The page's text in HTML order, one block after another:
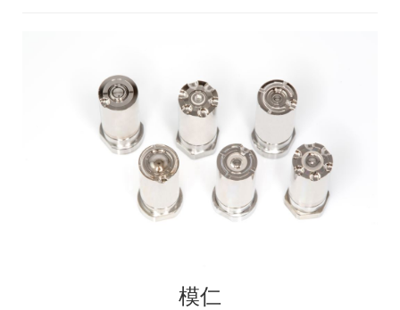
模仁